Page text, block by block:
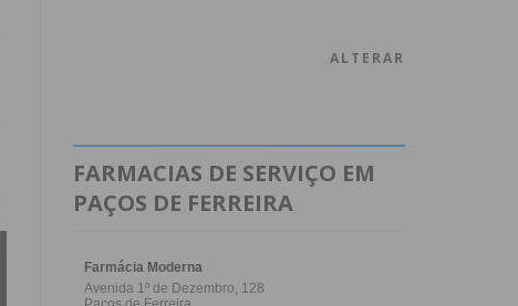
ALTERAR
FARMACIAS DE SERVIÇO EM
PAÇOS DE FERREIRA